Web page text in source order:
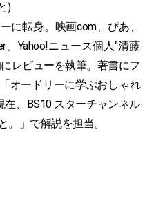
)
に転身。映画com、ぴあ、
、Yahoo!ニュース個人"清藤
レビューを執筆。著書にフ
オードリーに学ぶおしゃれ
、BS10 スターチャンネル
。」で解説を担当。